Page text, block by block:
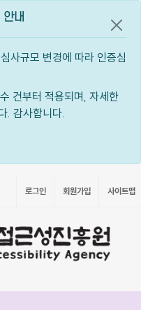
내
사규모 변경에 따라 인증심
건부터 적용되며, 자세한
. 감사합니다.
공지
로그인 회원가입 사이트맵